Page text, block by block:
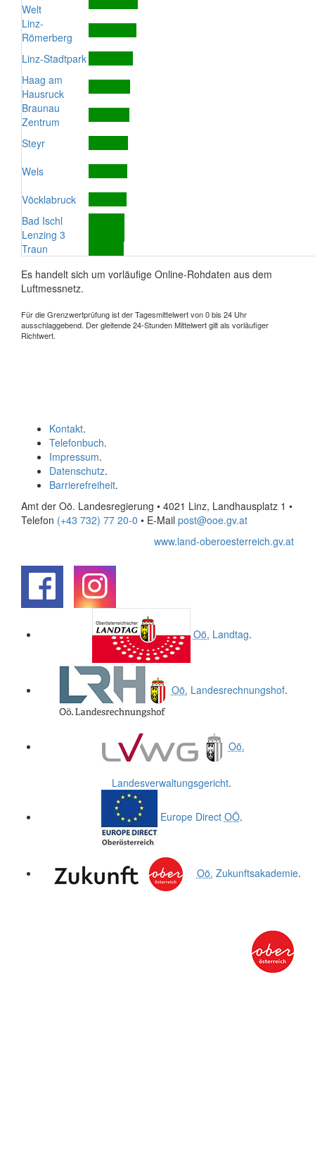
Welt
Linz-
Römerberg
Linz-Stadtpark
Haag am
Hausruck
Braunau
Zentrum
Steyr
Wels
Vöcklabruck
Bad Ischl
Lenzing 3
Traun
Es handelt sich um vorläufige Online-Rohdaten aus dem
Luftmessnetz.
Für die Grenzwertprüfung ist der Tagesmittelwert von 0 bis 24 Uhr
ausschlaggebend. Der gleitende 24-Stunden Mittelwert gilt als vorläufiger
Richtwert.
Kontakt.
Telefonbuch.
Impressum.
Datenschutz.
Barrierefreiheit.
Amt der Oö. Landesregierung • 4021 Linz, Landhausplatz 1 •
Telefon (+43 732) 77 20-0 • E-Mail post@ooe.gv.at
www.land-oberoesterreich.gv.at
Oö. Landtag.
Oö. Landesrechnungshof.
Oö.
Landesverwaltungsgericht.
Europe Direct OÖ.
Oö. Zukunftsakademie.